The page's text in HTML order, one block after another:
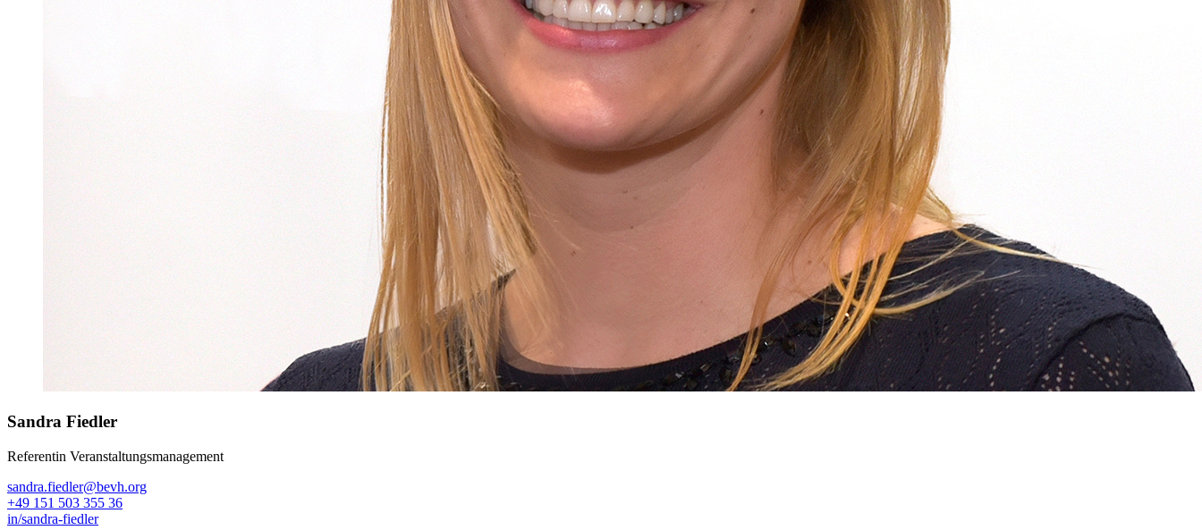
Sandra Fiedler
Referentin Veranstaltungsmanagement
sandra.fiedler@bevh.org
+49 151 503 355 36
in/sandra-fiedler